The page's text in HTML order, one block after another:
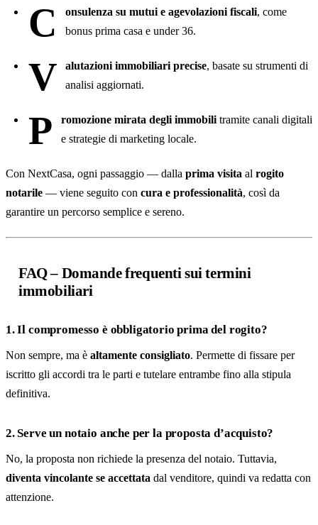
C onsulenza su mutui e agevolazioni fiscali, come
bonus prima casa e under 36.
V alutazioni immobiliari precise, basate su strumenti di
analisi aggiornati.
P romozione mirata degli immobili tramite canali digitali
e strategie di marketing locale.
Con NextCasa, ogni passaggio — dalla prima visita al rogito
notarile — viene seguito con cura e professionalità, così da
garantire un percorso semplice e sereno.
FAQ – Domande frequenti sui termini
immobiliari
1. Il compromesso è obbligatorio prima del rogito?
Non sempre, ma è altamente consigliato. Permette di fissare per
iscritto gli accordi tra le parti e tutelare entrambe fino alla stipula
definitiva.
2. Serve un notaio anche per la proposta d’acquisto?
No, la proposta non richiede la presenza del notaio. Tuttavia,
diventa vincolante se accettata dal venditore, quindi va redatta con
attenzione.